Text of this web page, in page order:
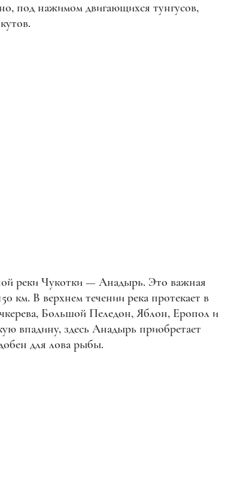
под нажимом двигающихся тунгусов,
реки Чукотки — Анадырь. Это важная
км. В верхнем течении река протекает в
Большой Пеледон, Яблон, Еропол и
впадину, здесь Анадырь приобретает
для лова рыбы.